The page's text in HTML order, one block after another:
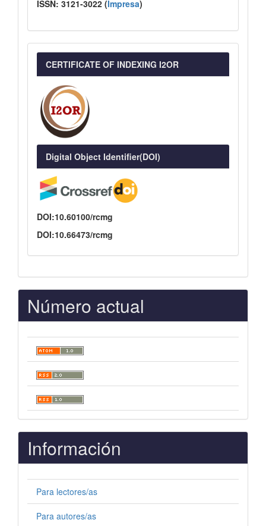
ISSN: 3121-3022 (Impresa)
CERTIFICATE OF INDEXING I2OR
Digital Object Identifier(DOI)
DOI:10.60100/rcmg
DOI:10.66473/rcmg
Número actual
Información
Para lectores/as
Para autores/as